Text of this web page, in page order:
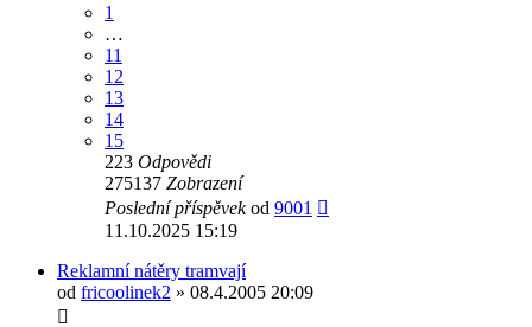
1
…
11
12
13
14
15
223 Odpovědi
275137 Zobrazení
Poslední příspěvekod 9001
11.10.2025 15:19
Reklamní nátěry tramvají
od fricoolinek2 » 08.4.2005 20:09